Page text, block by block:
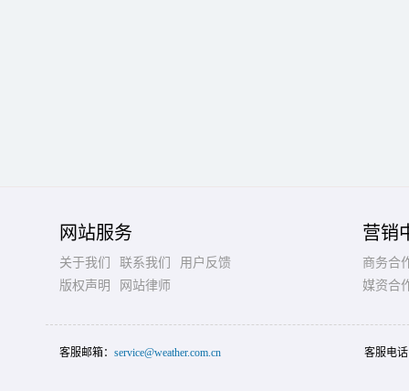
网站服务
关于我们 联系我们
用户反馈
版权声明
网站律师
营销
商务合
媒资合
客服邮箱： service@weather.com.cn 客服电